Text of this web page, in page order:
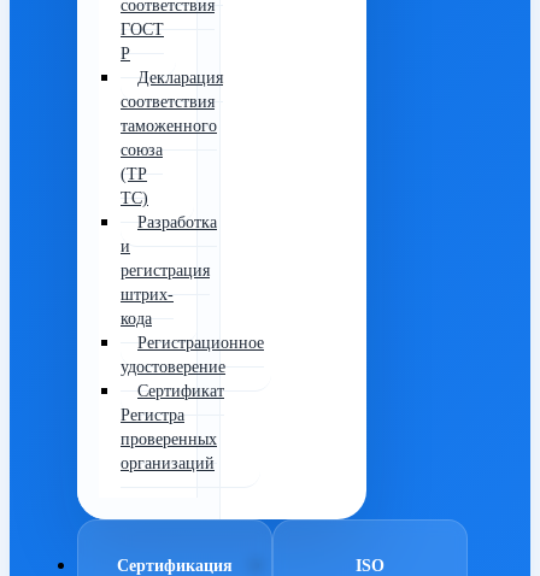
соответствия
ГОСТ
Р
Декларация
соответствия
таможенного
союза
(ТР
ТС)
Разработка
и
регистрация
штрих-
кода
Регистрационное
удостоверение
Сертификат
Регистра
проверенных
организаций
Сертификация ISO